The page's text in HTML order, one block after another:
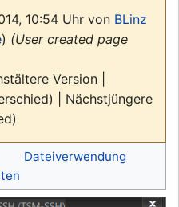
10:54 Uhr von BLinz
) (User created page
Version |
| Nächstjüngere
Dateiverwendung